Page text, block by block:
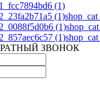
ЗВОНОК